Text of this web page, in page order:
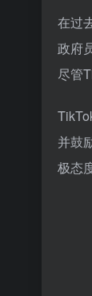
在过
政府
尽管
并鼓
极态